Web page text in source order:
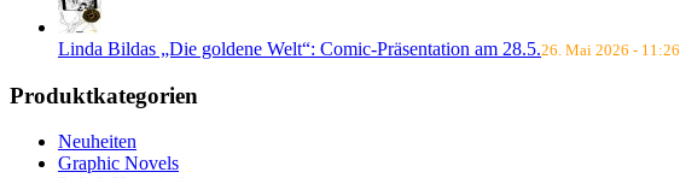
Linda Bildas „Die goldene Welt“: Comic-Präsentation am 28.5.26. Mai 2026 - 11:26
Produktkategorien
Neuheiten
Graphic Novels